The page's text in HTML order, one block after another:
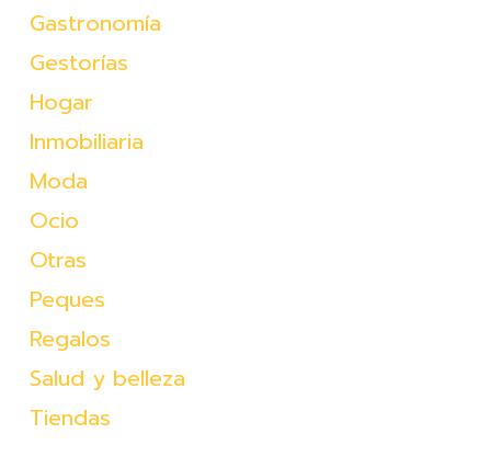
Gastronomía
Gestorías
Hogar
Inmobiliaria
Moda
Ocio
Otras
Peques
Regalos
Salud y belleza
Tiendas